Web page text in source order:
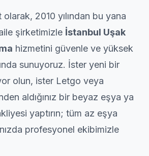
2010 yılından bu yana
şirketimizle İstanbul Uşak
hizmetini güvenle ve yüksek
sunuyoruz. İster yeni bir
olun, ister Letgo veya
aldığınız bir beyaz eşya ya
yaptırın; tüm az eşya
profesyonel ekibimizle